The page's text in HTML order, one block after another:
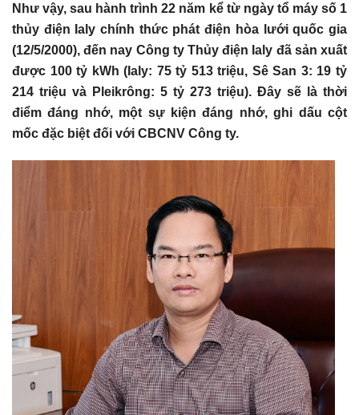
Như vậy, sau hành trình 22 năm kể từ ngày tổ máy số 1
thủy điện Ialy chính thức phát điện hòa lưới quốc gia
(12/5/2000), đến nay Công ty Thủy điện Ialy đã sản xuất
được 100 tỷ kWh (Ialy: 75 tỷ 513 triệu, Sê San 3: 19 tỷ
214 triệu và Pleikrông: 5 tỷ 273 triệu). Đây sẽ là thời
điểm đáng nhớ, một sự kiện đáng nhớ, ghi dấu cột
mốc đặc biệt đối với CBCNV Công ty.